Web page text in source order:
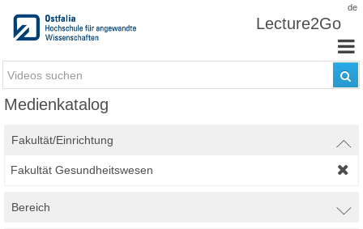
de
Lecture2Go
Medienkatalog
Fakultät/Einrichtung
Fakultät Gesundheitswesen
Bereich